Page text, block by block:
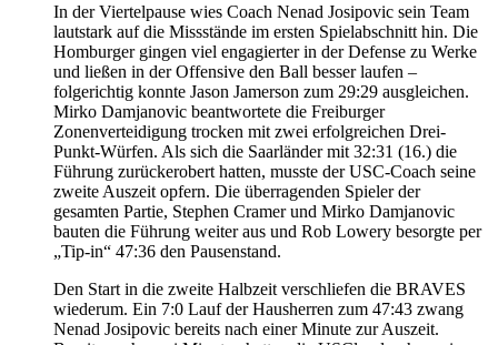
In der Viertelpause wies Coach Nenad Josipovic sein Team
lautstark auf die Missstände im ersten Spielabschnitt hin. Die
Homburger gingen viel engagierter in der Defense zu Werke
und ließen in der Offensive den Ball besser laufen –
folgerichtig konnte Jason Jamerson zum 29:29 ausgleichen.
Mirko Damjanovic beantwortete die Freiburger
Zonenverteidigung trocken mit zwei erfolgreichen Drei-
Punkt-Würfen. Als sich die Saarländer mit 32:31 (16.) die
Führung zurückerobert hatten, musste der USC-Coach seine
zweite Auszeit opfern. Die überragenden Spieler der
gesamten Partie, Stephen Cramer und Mirko Damjanovic
bauten die Führung weiter aus und Rob Lowery besorgte per
„Tip-in“ 47:36 den Pausenstand.
Den Start in die zweite Halbzeit verschliefen die BRAVES
wiederum. Ein 7:0 Lauf der Hausherren zum 47:43 zwang
Nenad Josipovic bereits nach einer Minute zur Auszeit.